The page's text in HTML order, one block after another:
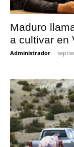
Maduro
a cultivar en
Administrador -